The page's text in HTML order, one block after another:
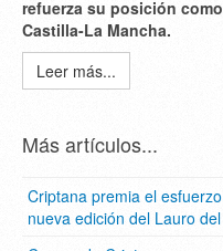
refuerza su posición
Castilla-La Mancha.
Leer más...
Más artículos...
Criptana premia el
nueva edición del Lauro